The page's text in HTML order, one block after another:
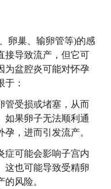
卵巢、输卵管等)的感
接导致流产，但它可
为盆腔炎可能对怀孕
：
管受损或堵塞，从而
如果卵子无法顺利通
，进而引发流产。
症可能会影响子宫内
这也可能导致受精卵
风险。